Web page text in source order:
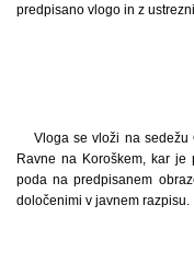
predpisano vlogo in z
Vloga se vloži na sedežu
Ravne na Koroškem, kar je
poda na predpisanem
določenimi v javnem razpisu.